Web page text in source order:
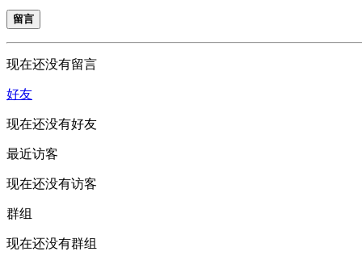
留言
现在还没有留言
好友
现在还没有好友
最近访客
现在还没有访客
群组
现在还没有群组